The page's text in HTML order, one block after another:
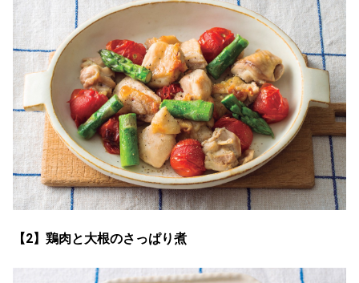
【2】鶏肉と大根のさっぱり煮